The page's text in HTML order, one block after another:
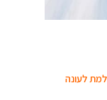
לעונה